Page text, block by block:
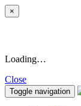
×
Loading…
Close
Toggle navigation